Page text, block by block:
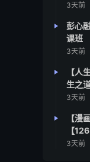
3天前
彭心
课班
3天前
【人
生之
3天前
【漫
【
3天前